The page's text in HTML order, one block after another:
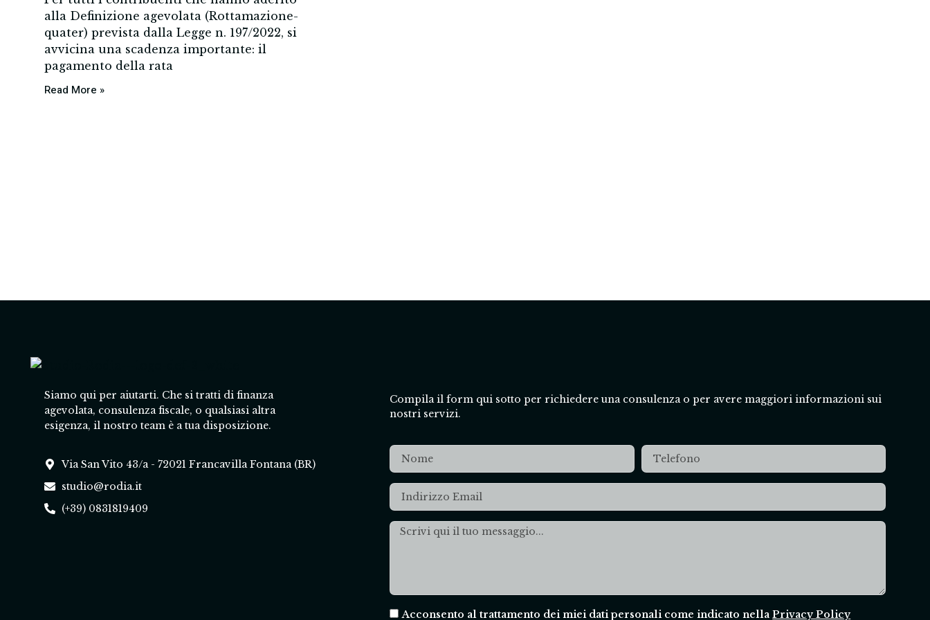
alla Definizione agevolata (Rottamazione-
quater) prevista dalla Legge n. 197/2022, si
avvicina una scadenza importante: il
pagamento della rata
Read More »
Siamo qui per aiutarti. Che si tratti di finanza
agevolata, consulenza fiscale, o qualsiasi altra
esigenza, il nostro team è a tua disposizione.
Via San Vito 43/a - 72021 Francavilla Fontana (BR)
studio@rodia.it
(+39) 0831819409
Compila il form qui sotto per richiedere una consulenza o per avere maggiori informazioni sui
nostri servizi.
Acconsento al trattamento dei miei dati personali come indicato nellaPrivacy Policy